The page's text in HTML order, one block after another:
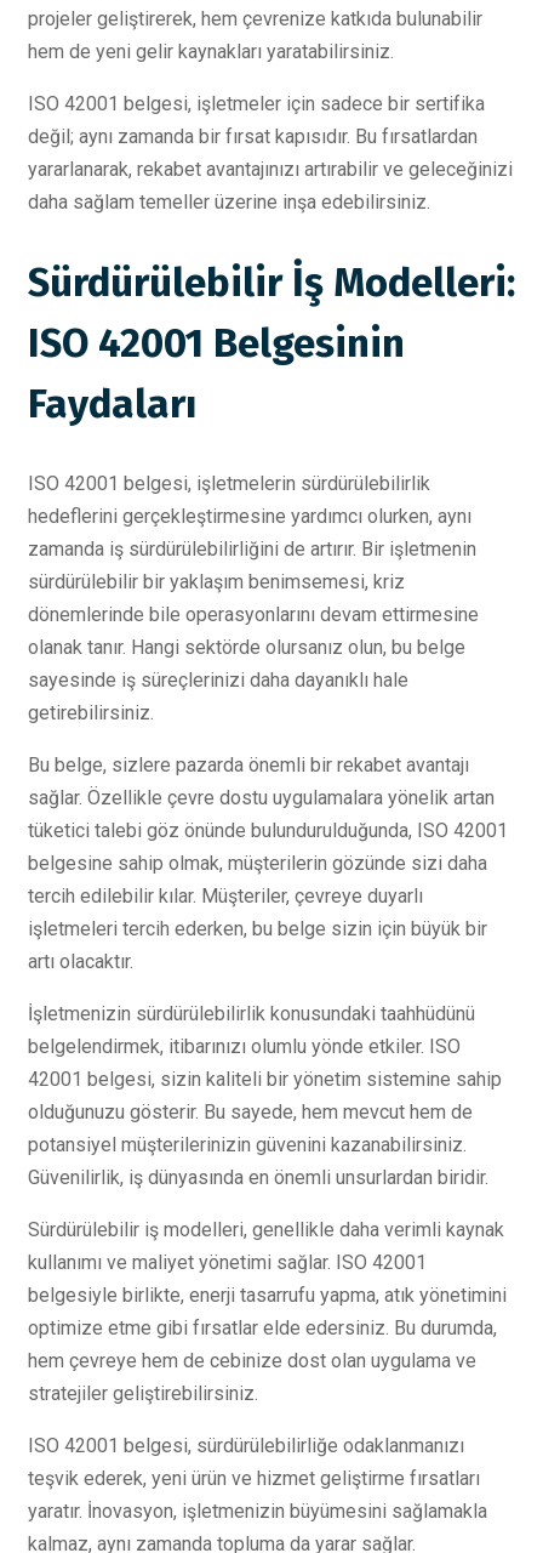
projeler geliştirerek, hem çevrenize katkıda bulunabilir
hem de yeni gelir kaynakları yaratabilirsiniz.
ISO 42001 belgesi, işletmeler için sadece bir sertifika
değil; aynı zamanda bir fırsat kapısıdır. Bu fırsatlardan
yararlanarak, rekabet avantajınızı artırabilir ve geleceğinizi
daha sağlam temeller üzerine inşa edebilirsiniz.
Sürdürülebilir İş Modelleri:
ISO 42001 Belgesinin
Faydaları
ISO 42001 belgesi, işletmelerin sürdürülebilirlik
hedeflerini gerçekleştirmesine yardımcı olurken, aynı
zamanda iş sürdürülebilirliğini de artırır. Bir işletmenin
sürdürülebilir bir yaklaşım benimsemesi, kriz
dönemlerinde bile operasyonlarını devam ettirmesine
olanak tanır. Hangi sektörde olursanız olun, bu belge
sayesinde iş süreçlerinizi daha dayanıklı hale
getirebilirsiniz.
Bu belge, sizlere pazarda önemli bir rekabet avantajı
sağlar. Özellikle çevre dostu uygulamalara yönelik artan
tüketici talebi göz önünde bulundurulduğunda, ISO 42001
belgesine sahip olmak, müşterilerin gözünde sizi daha
tercih edilebilir kılar. Müşteriler, çevreye duyarlı
işletmeleri tercih ederken, bu belge sizin için büyük bir
artı olacaktır.
İşletmenizin sürdürülebilirlik konusundaki taahhüdünü
belgelendirmek, itibarınızı olumlu yönde etkiler. ISO
42001 belgesi, sizin kaliteli bir yönetim sistemine sahip
olduğunuzu gösterir. Bu sayede, hem mevcut hem de
potansiyel müşterilerinizin güvenini kazanabilirsiniz.
Güvenilirlik, iş dünyasında en önemli unsurlardan biridir.
Sürdürülebilir iş modelleri, genellikle daha verimli kaynak
kullanımı ve maliyet yönetimi sağlar. ISO 42001
belgesiyle birlikte, enerji tasarrufu yapma, atık yönetimini
optimize etme gibi fırsatlar elde edersiniz. Bu durumda,
hem çevreye hem de cebinize dost olan uygulama ve
stratejiler geliştirebilirsiniz.
ISO 42001 belgesi, sürdürülebilirliğe odaklanmanızı
teşvik ederek, yeni ürün ve hizmet geliştirme fırsatları
yaratır. İnovasyon, işletmenizin büyümesini sağlamakla
kalmaz, aynı zamanda topluma da yarar sağlar.